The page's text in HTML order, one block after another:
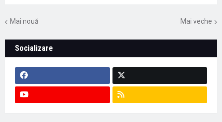
Mai nouă Mai veche
Socializare